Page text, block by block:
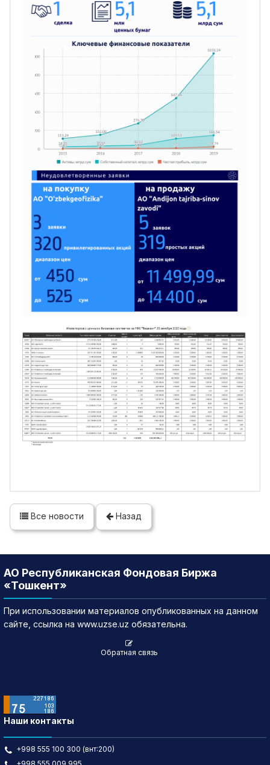
Все новости Назад
АО Республиканская Фондовая Биржа
«Тошкент»
При использовании материалов опубликованных на данном
сайте, ссылка на www.uzse.uz обязательна.
Обратная связь
Наши контакты
+998 555 100 300 (внт:200)